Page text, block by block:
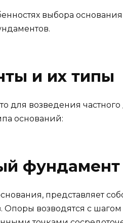
выбора
и их типы
для возведения
оснований:
фундамент
представляет
Опоры возводятся с